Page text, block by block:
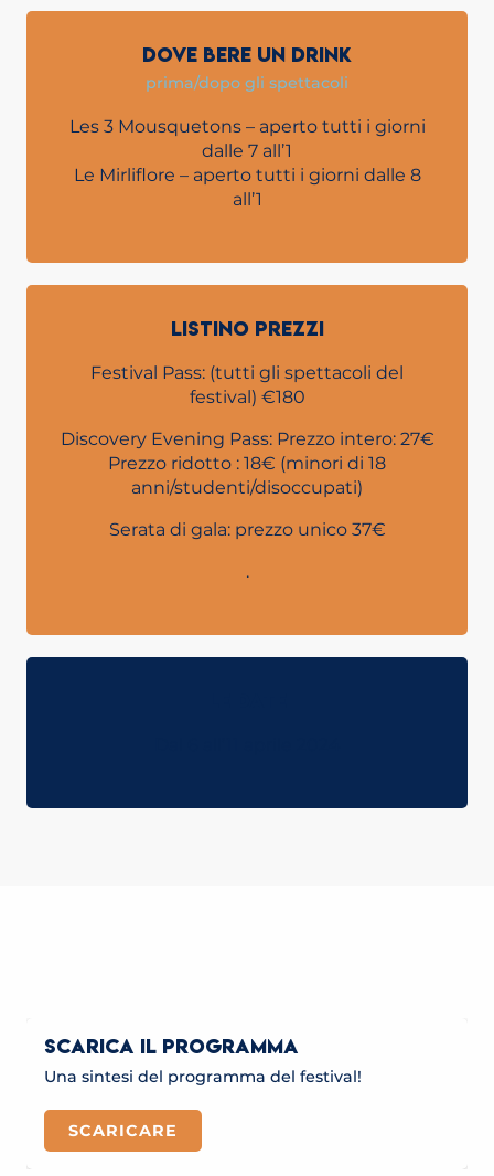
DOVE BERE UN DRINK
prima/dopo gli spettacoli
Les 3 Mousquetons – aperto tutti i giorni
dalle 7 all’1
Le Mirliflore – aperto tutti i giorni dalle 8
all’1
LISTINO PREZZI
Festival Pass: (tutti gli spettacoli del
festival) €180
Discovery Evening Pass: Prezzo intero: 27€
Prezzo ridotto : 18€ (minori di 18
anni/studenti/disoccupati)
Serata di gala: prezzo unico 37€
.
SCARICA IL PROGRAMMA
Una sintesi del programma del festival!
SCARICARE